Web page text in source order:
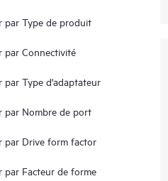
par Type de produit
par Connectivité
par Type d'adaptateur
par Nombre de port
par Drive form factor
par Facteur de forme